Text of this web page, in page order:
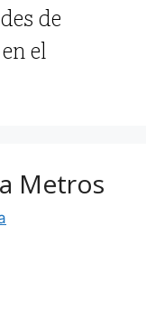
de
el
Metros